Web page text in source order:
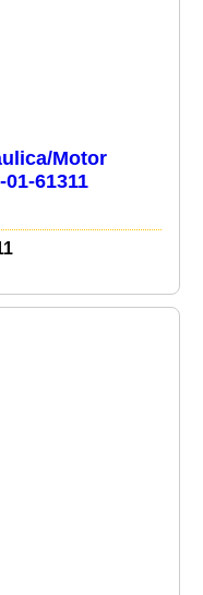
Motor
61311